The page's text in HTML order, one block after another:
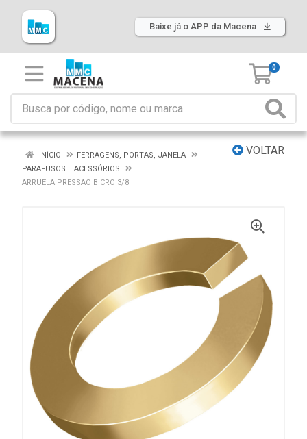
Baixe já o APP da Macena
0
VOLTAR
INÍCIO
FERRAGENS, PORTAS, JANELA
PARAFUSOS E ACESSÓRIOS
ARRUELA PRESSAO BICRO 3/8